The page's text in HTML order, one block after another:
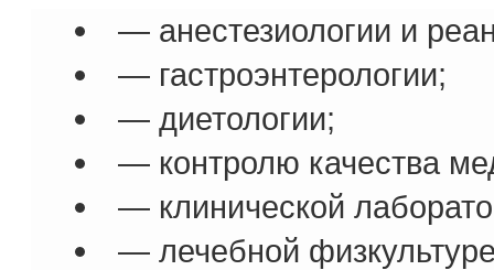
— анестезиологии и
— гастроэнтерологии;
— диетологии;
— контролю качества
— клинической
— лечебной